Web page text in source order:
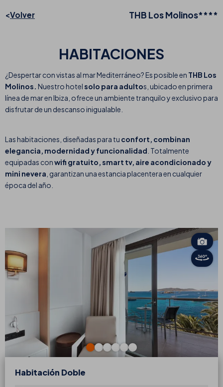
Volver THB Los Molinos****
HABITACIONES
¿Despertar con vistas al mar Mediterráneo? Es posible en THB Los
Molinos. Nuestro hotel solo para adultos, ubicado en primera
línea de mar en Ibiza, ofrece un ambiente tranquilo y exclusivo para
disfrutar de un descanso inigualable.
Las habitaciones, diseñadas para tu confort, combinan
elegancia, modernidad y funcionalidad . Totalmente
equipadas conwifi gratuito, smart tv, aire acondicionado y
mini nevera , garantizan una estancia placentera en cualquier
época del año.
Habitación Doble